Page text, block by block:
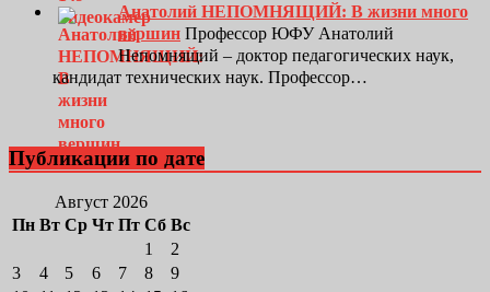
Анатолий НЕПОМНЯЩИЙ: В жизни много
вершин Профессор ЮФУ Анатолий
Непомнящий – доктор педагогических наук,
кандидат технических наук. Профессор…
Публикации по дате
Август 2026
Пн Вт Ср Чт Пт Сб Вс
1
2
3
4 5 6 7 8
9